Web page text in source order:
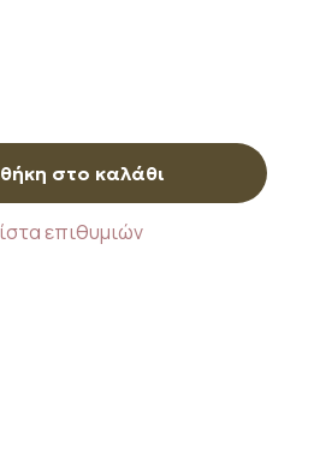
στο καλάθι
επιθυμιών